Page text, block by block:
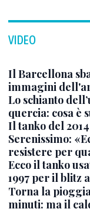
VIDEO
Il Barcellona
immagini
Lo schianto
quercia: cosa è
Il tanko del
Serenissimo:
resistere per
Ecco il tanko
1997 per il blitz
Torna la
minuti: ma il